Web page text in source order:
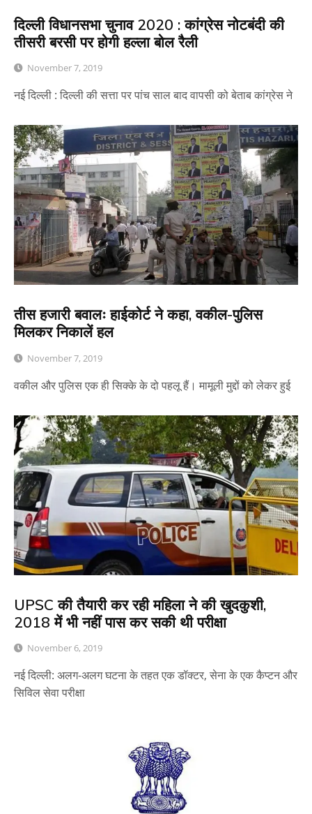
दिल्ली विधानसभा चुनाव 2020 : कांग्रेस नोटबंदी की
तीसरी बरसी पर होगी हल्ला बोल रैली
November 7, 2019
नई दिल्ली : दिल्ली की सत्ता पर पांच साल बाद वापसी को बेताब कांग्रेस ने
तीस हजारी बवालः हाईकोर्ट ने कहा, वकील-पुलिस
मिलकर निकालें हल
November 7, 2019
वकील और पुलिस एक ही सिक्के के दो पहलू हैं। मामूली मुद्दों को लेकर हुई
UPSC की तैयारी कर रही महिला ने की खुदकुशी,
2018 में भी नहीं पास कर सकी थी परीक्षा
November 6, 2019
नई दिल्ली: अलग-अलग घटना के तहत एक डॉक्टर, सेना के एक कैप्टन और
सिविल सेवा परीक्षा